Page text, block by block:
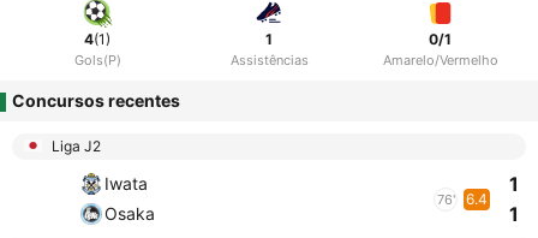
4(1)
Gols(P)
1
Assistências
0/1
Amarelo/Vermelho
Concursos recentes
Liga J2
Iwata
Osaka
76' 6.4
1
1